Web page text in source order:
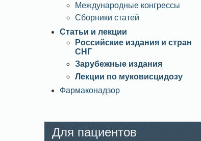
Международные конгрессы
Сборники статей
Статьи и лекции
Российские издания и стран
СНГ
Зарубежные издания
Лекции по муковисцидозу
Фармаконадзор
Для пациентов